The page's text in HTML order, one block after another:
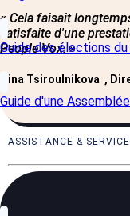
Guide des élections du
Guide d'une
ASSISTANCE &
« Cela faisait
satisfaite d'une
People Vox. »
Irina Tsiroulnikova ,